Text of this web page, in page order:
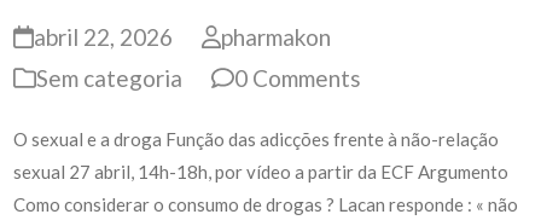
abril 22, 2026
pharmakon
Sem categoria
0 Comments
O sexual e a droga Função das adicções frente à não-relação
sexual 27 abril, 14h-18h, por vídeo a partir da ECF Argumento
Como considerar o consumo de drogas ? Lacan responde : « não